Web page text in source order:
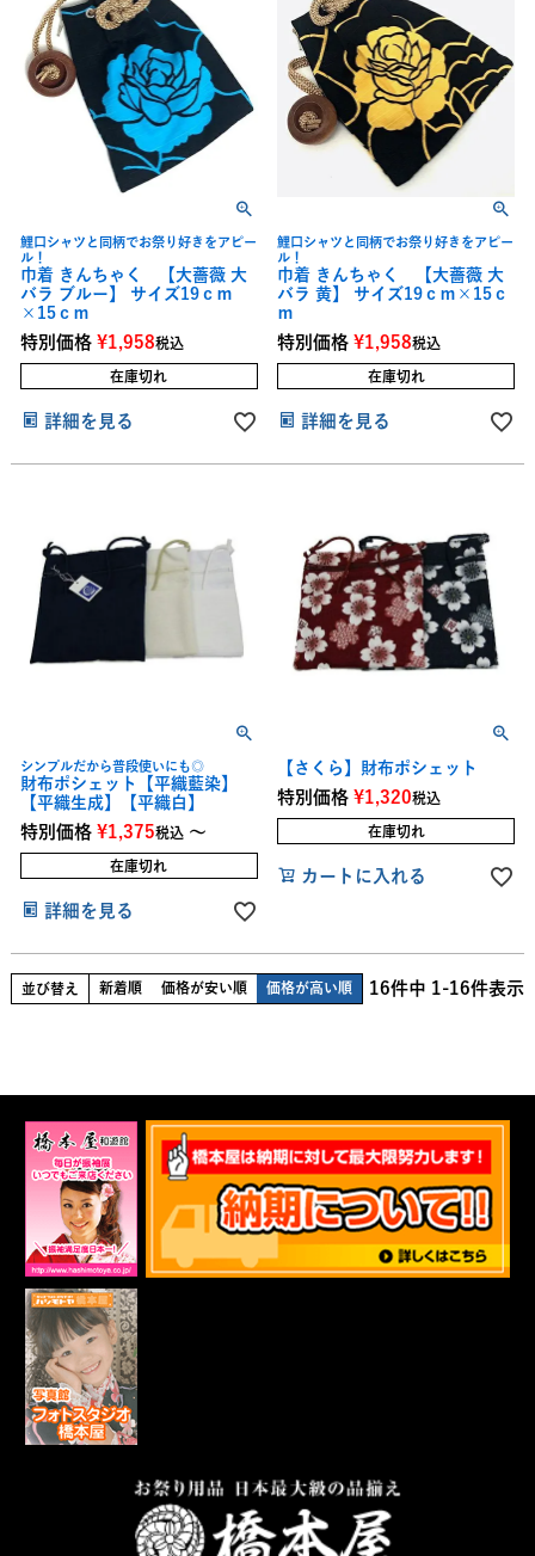
鯉口シャツと同柄でお祭り好きをアピー
ル！
巾着 きんちゃく 【大薔薇 大
バラ ブルー】 サイズ19ｃｍ
×15ｃｍ
特別価格 ¥1,958税込
在庫切れ
詳細を見る
鯉口シャツと同柄でお祭り好きをアピー
ル！
巾着 きんちゃく 【大薔薇 大
バラ 黄】 サイズ19ｃｍ×15ｃ
ｍ
特別価格 ¥1,958税込
在庫切れ
詳細を見る
シンプルだから普段使いにも◎
財布ポシェット【平織藍染】
【平織生成】【平織白】
特別価格 ¥1,375税込 〜
在庫切れ
詳細を見る
【さくら】財布ポシェット
特別価格 ¥1,320税込
在庫切れ
カートに入れる
並び替え 新着順 価格が安い順 価格が高い順 16件中 1-16件表示